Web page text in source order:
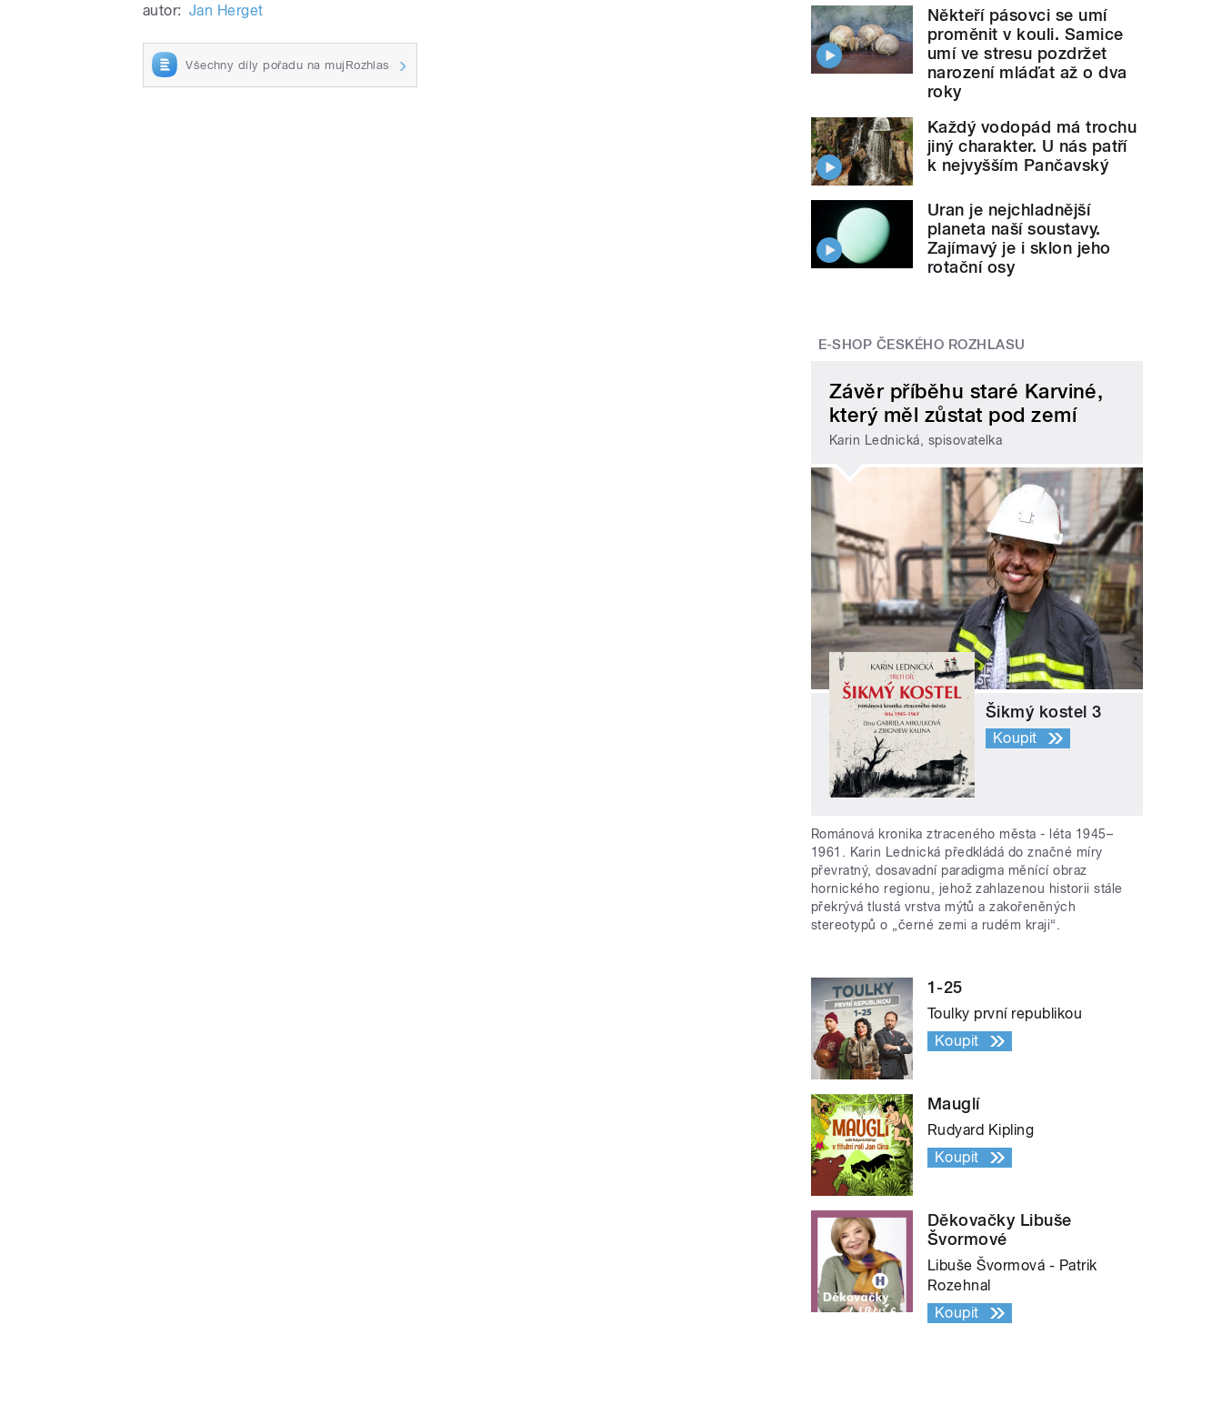
autor: Jan Herget
Všechny díly pořadu na mujRozhlas
Někteří pásovci se umí
proměnit v kouli. Samice
umí ve stresu pozdržet
narození mláďat až o dva
roky
Každý vodopád má trochu
jiný charakter. U nás patří
k nejvyšším Pančavský
Uran je nejchladnější
planeta naší soustavy.
Zajímavý je i sklon jeho
rotační osy
E-SHOP ČESKÉHO ROZHLASU
Závěr příběhu staré Karviné,
který měl zůstat pod zemí
Karin Lednická, spisovatelka
Šikmý kostel 3
Koupit
Románová kronika ztraceného města - léta 1945–
1961. Karin Lednická předkládá do značné míry
převratný, dosavadní paradigma měnící obraz
hornického regionu, jehož zahlazenou historii stále
překrývá tlustá vrstva mýtů a zakořeněných
stereotypů o „černé zemi a rudém kraji“.
1-25
Toulky první republikou
Koupit
Mauglí
Rudyard Kipling
Koupit
Děkovačky Libuše
Švormové
Libuše Švormová - Patrik
Rozehnal
Koupit